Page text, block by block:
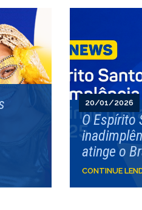
20/01/2026
O Espírito
atinge o
CONTINUE